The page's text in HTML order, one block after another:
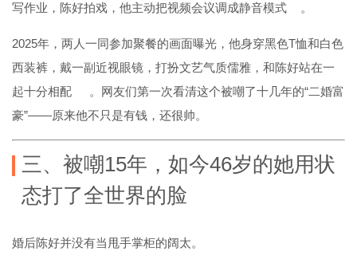
写作业，陈好拍戏，他主动把视频会议调成静音模式
。
2025年，两人一同参加聚餐的画面曝光，他身穿黑色T恤和白色
西装裤，戴一副近视眼镜，打扮文艺气质儒雅，和陈好站在一
起十分相配
。网友们第一次看清这个被嘲了十几年的“二婚富
豪”——原来他不只是有钱，还很帅。
三、被嘲15年，如今46岁的她用状
态打了全世界的脸
婚后陈好并没有当甩手掌柜的阔太。